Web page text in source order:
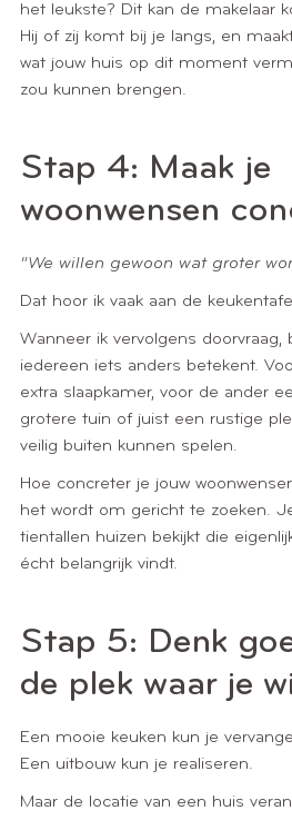
het leukste? Dit kan de makelaar
Hij of zij komt bij je langs, en
wat jouw huis op dit moment
zou kunnen brengen.
Stap 4: Maak je
woonwensen
“We willen gewoon wat groter
Dat hoor ik vaak aan de
Wanneer ik vervolgens doorvraag,
iedereen iets anders betekent.
extra slaapkamer, voor de ander
grotere tuin of juist een rustige
veilig buiten kunnen spelen.
Hoe concreter je jouw
het wordt om gericht te zoeken.
tientallen huizen bekijkt die
écht belangrijk vindt.
Stap 5: Denk
de plek waar je
Een mooie keuken kun je
Een uitbouw kun je realiseren.
Maar de locatie van een huis